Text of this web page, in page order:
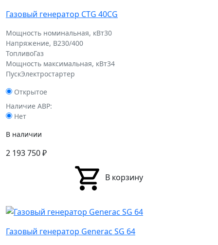
Газовый генератор CTG 40CG
Мощность номинальная, кВт30
Напряжение, В230/400
ТопливоГаз
Мощность максимальная, кВт34
ПускЭлектростартер
Открытое
Наличие АВР:
Нет
В наличии
2 193 750₽
В корзину
Газовый генератор Generac SG 64